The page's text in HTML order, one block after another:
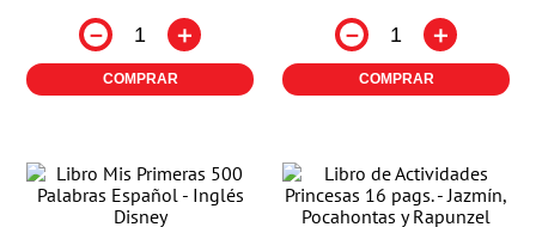
－ ＋
COMPRAR
－ ＋
COMPRAR